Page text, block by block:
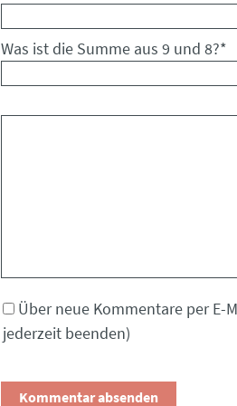
Was ist die Summe aus 9 und 8?*
Über neue Kommentare per E-
jederzeit beenden)